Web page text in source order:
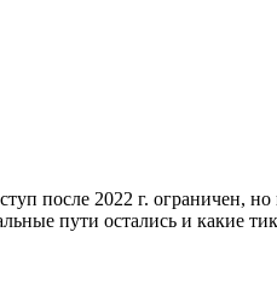
после 2022 г. ограничен,
пути остались и какие